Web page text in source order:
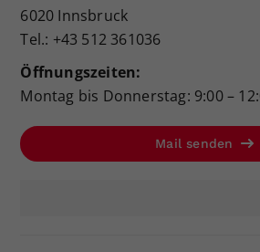
6020 Innsbruck
Tel.: +43 512 361036
Öffnungszeiten:
Montag bis Donnerstag: 9:00 –
Mail senden